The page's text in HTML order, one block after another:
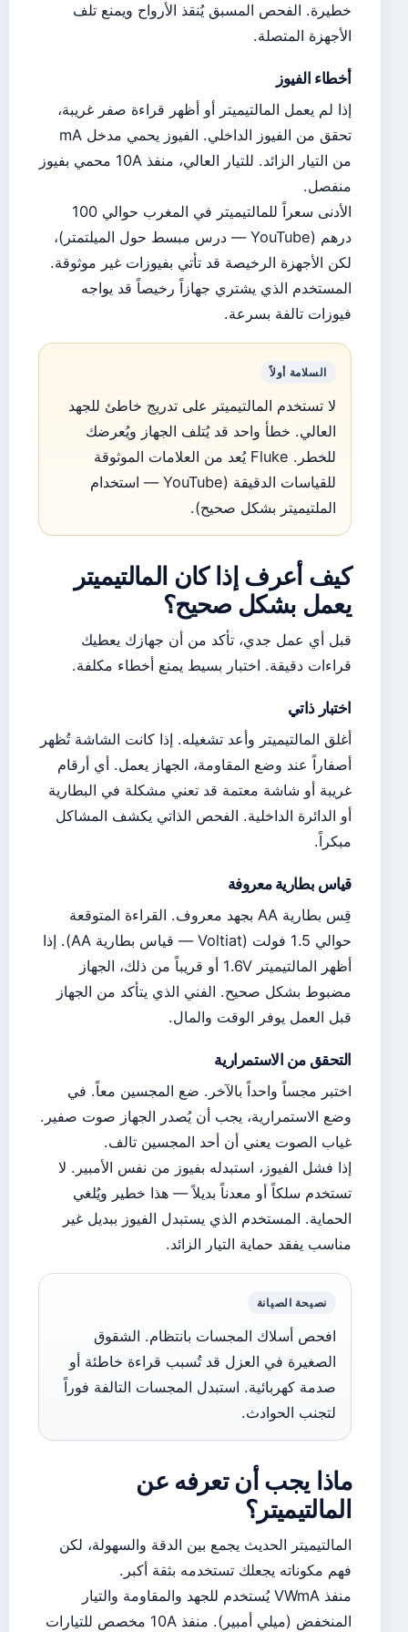
خطيرة. الفحص المسبق يُنقذ الأرواح ويمنع تلف
الأجهزة المتصلة.
أخطاء الفيوز
إذا لم يعمل المالتيميتر أو أظهر قراءة صفر غريبة،
تحقق من الفيوز الداخلي. الفيوز يحمي مدخل mA
من التيار الزائد. للتيار العالي، منفذ 10A محمي بفيوز
منفصل.
الأدنى سعراً للمالتيميتر في المغرب حوالي 100
درهم (YouTube — درس مبسط حول الميلتمتر)،
لكن الأجهزة الرخيصة قد تأتي بفيوزات غير موثوقة.
المستخدم الذي يشتري جهازاً رخيصاً قد يواجه
فيوزات تالفة بسرعة.
السلامة أولاً
لا تستخدم المالتيميتر على تدريج خاطئ للجهد
العالي. خطأ واحد قد يُتلف الجهاز ويُعرضك
للخطر. Fluke يُعد من العلامات الموثوقة
للقياسات الدقيقة (YouTube — استخدام
الملتيميتر بشكل صحيح).
كيف أعرف إذا كان المالتيميتر
يعمل بشكل صحيح؟
قبل أي عمل جدي، تأكد من أن جهازك يعطيك
قراءات دقيقة. اختبار بسيط يمنع أخطاء مكلفة.
اختبار ذاتي
أغلق المالتيميتر وأعد تشغيله. إذا كانت الشاشة تُظهر
أصفاراً عند وضع المقاومة، الجهاز يعمل. أي أرقام
غريبة أو شاشة معتمة قد تعني مشكلة في البطارية
أو الدائرة الداخلية. الفحص الذاتي يكشف المشاكل
مبكراً.
قياس بطارية معروفة
قِس بطارية AA بجهد معروف. القراءة المتوقعة
حوالي 1.5 فولت (Voltiat — قياس بطارية AA). إذا
أظهر المالتيميتر 1.6V أو قريباً من ذلك، الجهاز
مضبوط بشكل صحيح. الفني الذي يتأكد من الجهاز
قبل العمل يوفر الوقت والمال.
التحقق من الاستمرارية
اختبر مجساً واحداً بالآخر. ضع المجسين معاً. في
وضع الاستمرارية، يجب أن يُصدر الجهاز صوت صفير.
غياب الصوت يعني أن أحد المجسين تالف.
إذا فشل الفيوز، استبدله بفيوز من نفس الأمبير. لا
تستخدم سلكاً أو معدناً بديلاً — هذا خطير ويُلغي
الحماية. المستخدم الذي يستبدل الفيوز ببديل غير
مناسب يفقد حماية التيار الزائد.
نصيحة الصيانة
افحص أسلاك المجسات بانتظام. الشقوق
الصغيرة في العزل قد تُسبب قراءة خاطئة أو
صدمة كهربائية. استبدل المجسات التالفة فوراً
لتجنب الحوادث.
ماذا يجب أن تعرفه عن
المالتيميتر؟
المالتيميتر الحديث يجمع بين الدقة والسهولة، لكن
فهم مكوناته يجعلك تستخدمه بثقة أكبر.
منفذ VWmA يُستخدم للجهد والمقاومة والتيار
المنخفض (ميلي أمبير). منفذ 10A مخصص للتيارات